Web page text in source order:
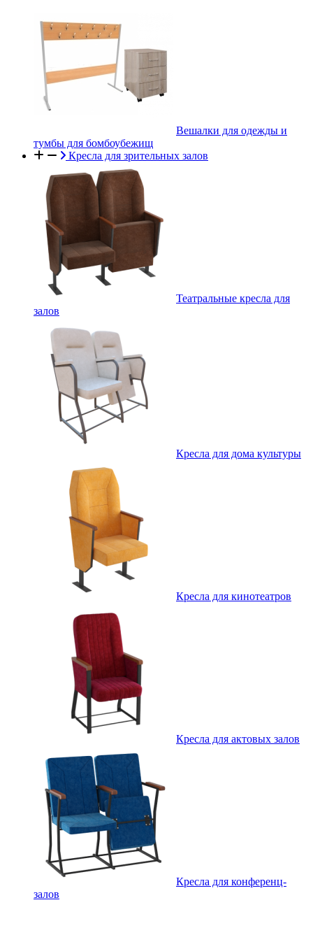
Вешалки для одежды и
тумбы для бомбоубежищ
Кресла для зрительных залов
Театральные кресла для
залов
Кресла для дома культуры
Кресла для кинотеатров
Кресла для актовых залов
Кресла для конференц-
залов